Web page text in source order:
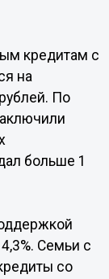
кредитам с
на
По
больше 1
Семьи с
со